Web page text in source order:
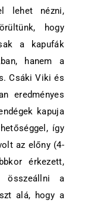
lehet nézni,
hogy
a kapufák
hanem a
Csáki Viki és
eredményes
kapuja
így
az előny (4-
érkezett,
összeállni a
alá, hogy a